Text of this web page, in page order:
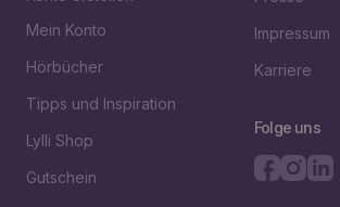
Mein Konto
Hörbücher
Tipps und Inspiration
Lylli Shop
Gutschein
Impressum
Karriere
Folge uns